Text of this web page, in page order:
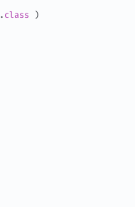
. class
)